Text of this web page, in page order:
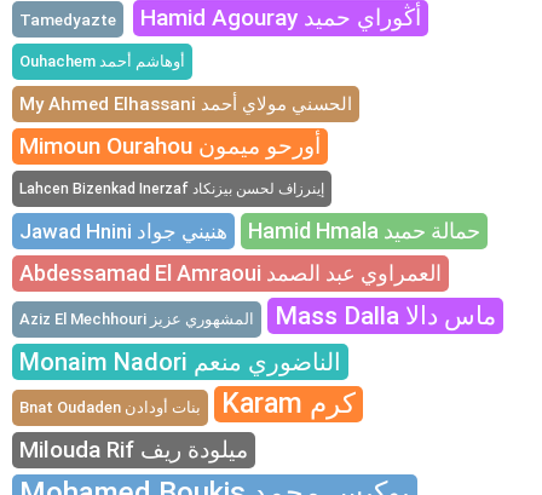
Tamedyazte Hamid Agouray أڭوراي حميد
Ouhachem أوهاشم أحمد
My Ahmed Elhassani الحسني مولاي أحمد
Mimoun Ourahou أورحو ميمون
Lahcen Bizenkad Inerzaf إينرزاف لحسن بيزنكاد
Jawad Hnini هنيني جواد
Hamid Hmala حمالة حميد
Abdessamad El Amraoui العمراوي عبد الصمد
Aziz El Mechhouri المشهوري عزيز
Mass Dalla ماس دالا
Monaim Nadori الناضوري منعم
Bnat Oudaden بنات أودادن Karam كرم
Milouda Rif ميلودة ريف